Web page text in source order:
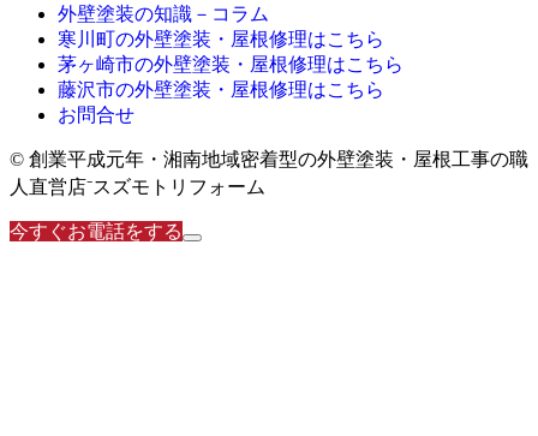
外壁塗装の知識－コラム
寒川町の外壁塗装・屋根修理はこちら
茅ヶ崎市の外壁塗装・屋根修理はこちら
藤沢市の外壁塗装・屋根修理はこちら
お問合せ
© 創業平成元年・湘南地域密着型の外壁塗装・屋根工事の職
人直営店⁻スズモトリフォーム
今すぐお電話をする